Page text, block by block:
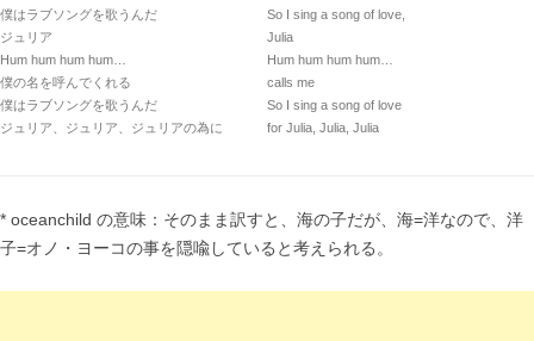
僕はラブソングを歌うんだ
ジュリア
Hum hum hum hum…
僕の名を呼んでくれる
僕はラブソングを歌うんだ
ジュリア、ジュリア、ジュリアの為に
So I sing a song of love,
Julia
Hum hum hum hum…
calls me
So I sing a song of love
for Julia, Julia, Julia
* oceanchild の意味：そのまま訳すと、海の子だが、海=洋なので、洋
子=オノ・ヨーコの事を隠喩していると考えられる。